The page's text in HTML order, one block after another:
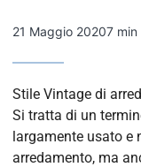
21 Maggio 20207
Stile Vintage di
Si tratta di un
largamente usato e
arredamento, ma